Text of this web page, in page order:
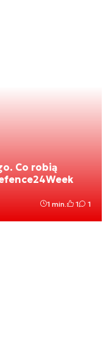
Co robią
1 min. 1 1